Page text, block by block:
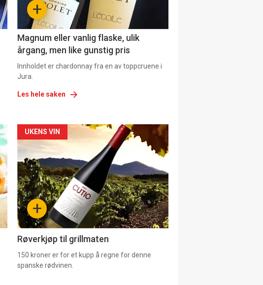
+
Magnum eller vanlig flaske, ulik
årgang, men like gunstig pris
Innholdet er chardonnay fra en av toppcruene i
Jura.
Les hele saken
Forsiden
akkurat
nå
-
6 +
UKENS VIN
Røverkjøp til grillmaten
150 kroner er for et kupp å regne for denne
spanske rødvinen.